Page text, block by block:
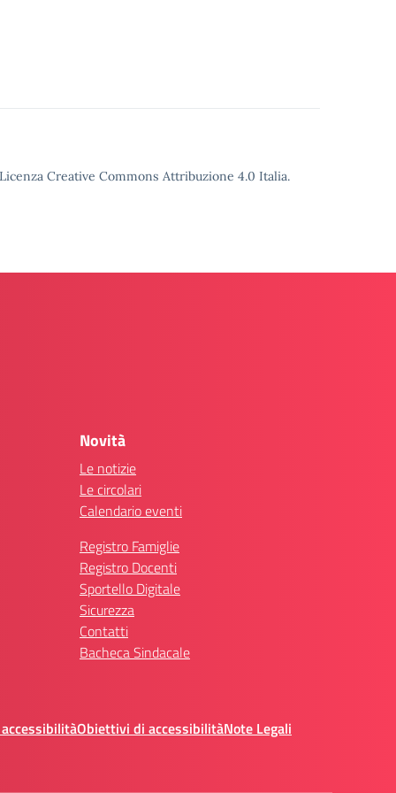
Creative Commons Attribuzione 4.0 Italia.
Novità
Le notizie
Le circolari
Calendario eventi
Registro Famiglie
Registro Docenti
Sportello Digitale
Sicurezza
Contatti
Bacheca Sindacale
Obiettivi di accessibilitàNote Legali